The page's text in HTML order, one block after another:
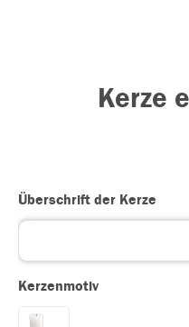
Kerze
Überschrift der Kerze
Kerzenmotiv